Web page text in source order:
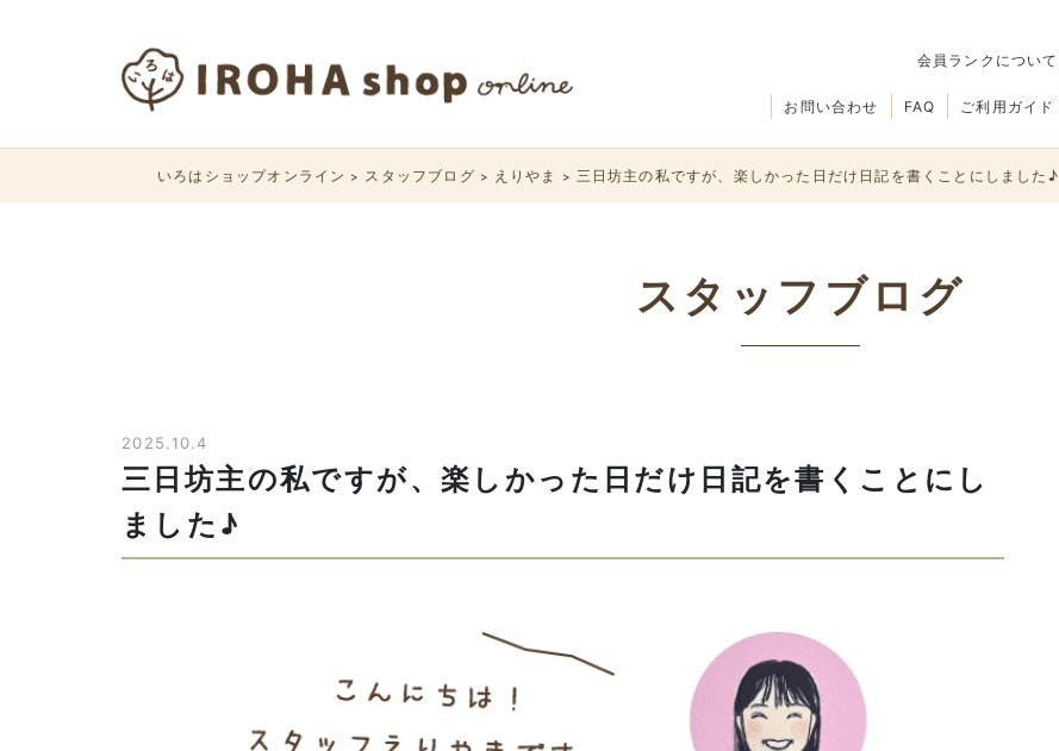
会員ランクについて
ご利用ガイド
FAQ
お問い合わせ
いろはショップオンライン > スタッフブログ > えりやま > 三日坊主の私ですが、楽しかった日だけ日記を書くことにしました♪
スタッフブログ
2025.10.4
三日坊主の私ですが、楽しかった日だけ日記を書くことにし
ました♪